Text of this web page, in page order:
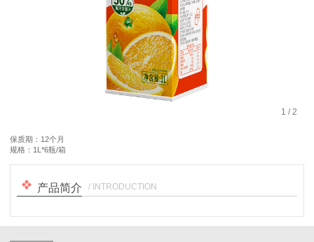
1 / 2
保质期：12个月
规格：1L*6瓶/箱
产品简介 / INTRODUCTION